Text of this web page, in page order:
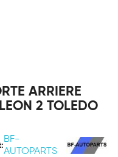
ARRIERE
2 TOLEDO
BF-
AUTOPARTS